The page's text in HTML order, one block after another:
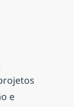
e